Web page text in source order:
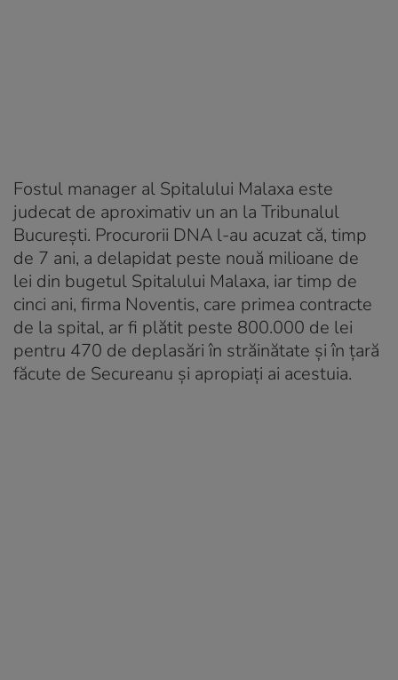
Fostul manager al Spitalului Malaxa este
judecat de aproximativ un an la Tribunalul
București. Procurorii DNA l-au acuzat că, timp
de 7 ani, a delapidat peste nouă milioane de
lei din bugetul Spitalului Malaxa, iar timp de
cinci ani, firma Noventis, care primea contracte
de la spital, ar fi plătit peste 800.000 de lei
pentru 470 de deplasări în străinătate şi în ţară
făcute de Secureanu și apropiați ai acestuia.